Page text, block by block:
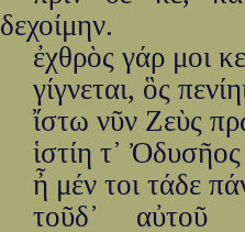
δεχοίμην.
ἐχθρὸς γάρ μοι
γίγνεται, ὃς
ἴστω νῦν Ζεὺς
ἱστίη τ᾽
ἦ μέν τοι τάδε
τοῦδ᾽ αὐτοῦ